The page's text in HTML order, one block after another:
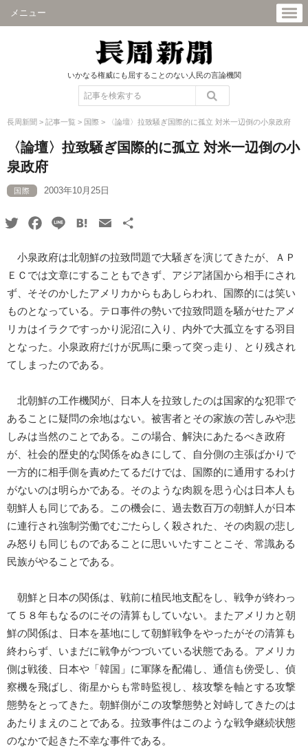
メニュー
いかなる権威にも屈することのない人民の言論機関
長周新聞 > 記事一覧 > 国際 > 〈論壇〉拉致騒ぎ国際的に孤立 対米一辺倒の小泉政府
〈論壇〉拉致騒ぎ国際的に孤立 対米一辺倒の小
泉政府
国際 2003年10月25日
TwitterFacebook
Line HatenaEmail
小泉政府は北朝鮮の拉致問題で大騒ぎを演じてきたが、ＡＰ
ＥＣでは文章にすることもできず、アジア諸国から相手にされ
ず、そそのかしたアメリカからもあしらわれ、国際的には笑い
ものとなっている。テロ事件の勢いで拉致問題を騒がせたアメ
リカはイラクですっかり泥沼に入り、内外で大孤立をする羽目
となった。小泉政府だけが尻馬に乗って突っ走り、とり残され
てしまったのである。
北朝鮮の工作機関が、日本人を拉致したのは国家的な犯罪で
あることに疑問の余地はない。被害者とその家族の苦しみや悲
しみは当然のことである。この場合、解決にあたるべき政府
が、社会的歴史的な関係をぬきにして、自分側の主張ばかりで
一方的に相手側を責めたてるだけでは、国際的に通用するわけ
がないのは明らかである。そのような肉親を思う心は日本人も
朝鮮人も同じである。この機会に、過去数百万の朝鮮人が日本
に連行され強制労働でむごたらしく殺された、その肉親の悲し
み怒りも同じものであることに思いいたすことこそ、常識ある
民族がやることである。
朝鮮と日本の関係は、戦前に植民地支配をし、戦争が終わっ
て５８年もなるのにその清算もしていない。またアメリカと朝
鮮の関係は、日本を基地にして朝鮮戦争をやったがその清算も
終わらず、いまだに戦争がつづいている状態である。アメリカ
側は戦後、日本や「韓国」に軍隊を配備し、通信も傍受し、偵
察機を飛ばし、衛星からも常時監視し、核攻撃を軸とする攻撃
態勢をとってきた。朝鮮側がこの攻撃態勢と対峙してきたのは
あたりまえのことである。拉致事件はこのような戦争継続状態
のなかで起きた不幸な事件である。